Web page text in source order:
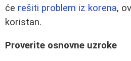
će rešiti problem iz korena,
koristan.
Proverite osnovne uzroke